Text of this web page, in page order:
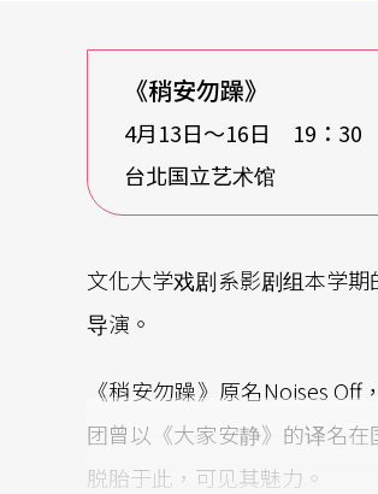
《稍安勿躁》
4月13日〜16日 19：30
台北国立艺术馆
文化大学戏剧系影剧组本学
导演。
《稍安勿躁》原名Noises
团曾以《大家安静》的译名
脱胎于此，可见其魅力。